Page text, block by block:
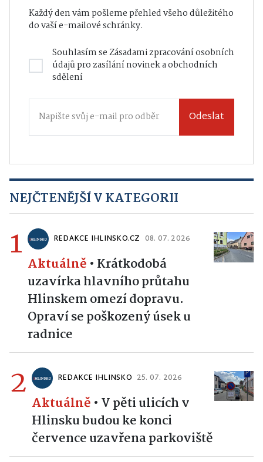
Každý den vám pošleme přehled všeho důležitého
do vaší e-mailové schránky.
Souhlasím seZásadami zpracování osobních
údajůpro zasílání novinek a obchodních
sdělení
Odeslat
NEJČTENĚJŠÍ V KATEGORII
1 REDAKCE IHLINSKO.CZ 08. 07. 2026
Aktuálně • Krátkodobá
uzavírka hlavního průtahu
Hlinskem omezí dopravu.
Opraví se poškozený úsek u
radnice
2 REDAKCE IHLINSKO 25. 07. 2026
Aktuálně • V pěti ulicích v
Hlinsku budou ke konci
července uzavřena parkoviště